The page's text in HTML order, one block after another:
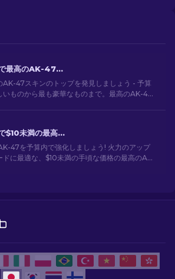
CS2で最高のAK-47スキン: 安価から高価まで
AK-47スキンのトップを発見しましょう - 予算
いものから最も豪華なものまで。最高のAK-47
CS2で$10未満の最高に安いAK-47スキン
47を予算内で強化しましょう! 火力のアップ
ドに最適な、$10未満の手頃な価格の最高のAK-